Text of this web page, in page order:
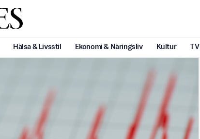
Hälsa & Livsstil Ekonomi & Näringsliv Kultur TV